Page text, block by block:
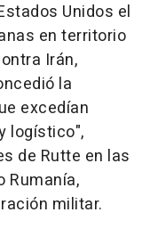
Unidos el
en territorio
Irán,
la
excedían
logístico",
de Rutte en las
Rumanía,
militar.